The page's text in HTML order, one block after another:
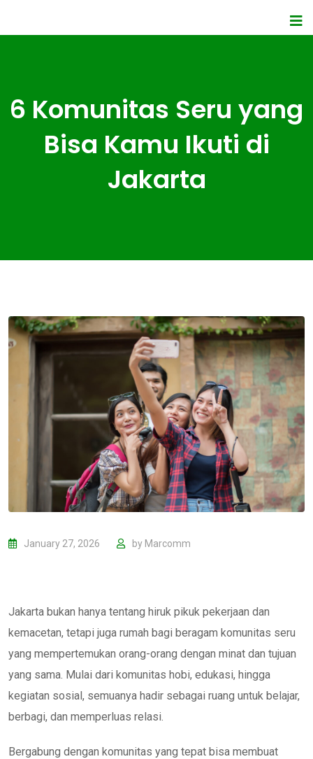
6 Komunitas Seru yang
Bisa Kamu Ikuti di
Jakarta
January 27, 2026 by Marcomm
Jakarta bukan hanya tentang hiruk pikuk pekerjaan dan
kemacetan, tetapi juga rumah bagi beragam komunitas seru
yang mempertemukan orang-orang dengan minat dan tujuan
yang sama. Mulai dari komunitas hobi, edukasi, hingga
kegiatan sosial, semuanya hadir sebagai ruang untuk belajar,
berbagi, dan memperluas relasi.
Bergabung dengan komunitas yang tepat bisa membuat